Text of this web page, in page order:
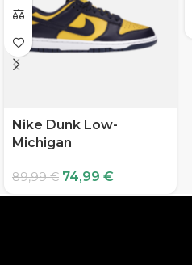
Nike Dunk Low-
Michigan
89,99€ 74,99 €